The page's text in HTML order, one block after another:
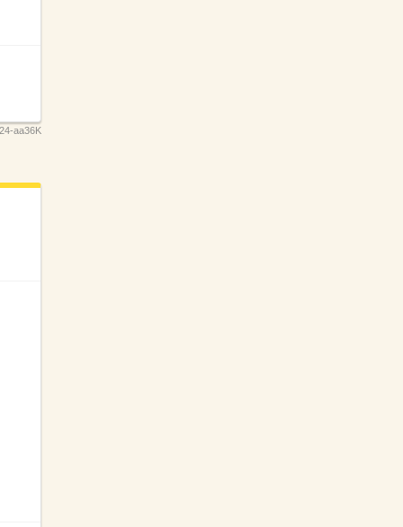
aa36K